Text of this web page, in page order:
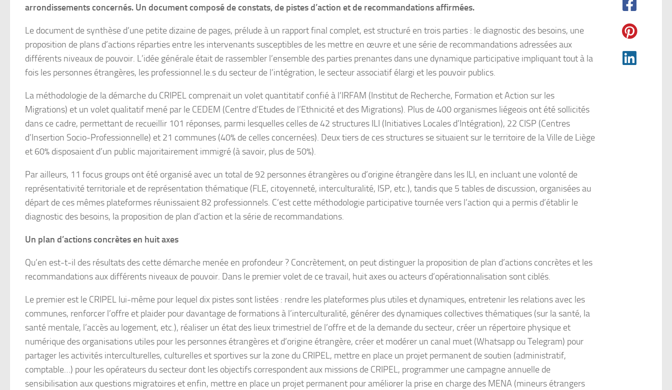
arrondissements concernés. Un document composé de constats, de pistes d’action et de recommandations affirmées.
Le document de synthèse d’une petite dizaine de pages, prélude à un rapport final complet, est structuré en trois parties : le diagnostic des besoins, une
proposition de plans d’actions réparties entre les intervenants susceptibles de les mettre en œuvre et une série de recommandations adressées aux
différents niveaux de pouvoir. L’idée générale était de rassembler l’ensemble des parties prenantes dans une dynamique participative impliquant tout à la
fois les personnes étrangères, les professionnel.le.s du secteur de l’intégration, le secteur associatif élargi et les pouvoir publics.
La méthodologie de la démarche du CRIPEL comprenait un volet quantitatif confié à l’IRFAM (Institut de Recherche, Formation et Action sur les
Migrations) et un volet qualitatif mené par le CEDEM (Centre d’Etudes de l’Ethnicité et des Migrations). Plus de 400 organismes liégeois ont été sollicités
dans ce cadre, permettant de recueillir 101 réponses, parmi lesquelles celles de 42 structures ILI (Initiatives Locales d’Intégration), 22 CISP (Centres
d’Insertion Socio-Professionnelle) et 21 communes (40% de celles concernées). Deux tiers de ces structures se situaient sur le territoire de la Ville de Liège
et 60% disposaient d’un public majoritairement immigré (à savoir, plus de 50%).
Par ailleurs, 11 focus groups ont été organisé avec un total de 92 personnes étrangères ou d’origine étrangère dans les ILI, en incluant une volonté de
représentativité territoriale et de représentation thématique (FLE, citoyenneté, interculturalité, ISP, etc.), tandis que 5 tables de discussion, organisées au
départ de ces mêmes plateformes réunissaient 82 professionnels. C’est cette méthodologie participative tournée vers l’action qui a permis d’établir le
diagnostic des besoins, la proposition de plan d’action et la série de recommandations.
Un plan d’actions concrètes en huit axes
Qu’en est-t-il des résultats des cette démarche menée en profondeur ? Concrètement, on peut distinguer la proposition de plan d’actions concrètes et les
recommandations aux différents niveaux de pouvoir. Dans le premier volet de ce travail, huit axes ou acteurs d’opérationnalisation sont ciblés.
Le premier est le CRIPEL lui-même pour lequel dix pistes sont listées : rendre les plateformes plus utiles et dynamiques, entretenir les relations avec les
communes, renforcer l’offre et plaider pour davantage de formations à l’interculturalité, générer des dynamiques collectives thématiques (sur la santé, la
santé mentale, l’accès au logement, etc.), réaliser un état des lieux trimestriel de l’offre et de la demande du secteur, créer un répertoire physique et
numérique des organisations utiles pour les personnes étrangères et d’origine étrangère, créer et modérer un canal muet (Whatsapp ou Telegram) pour
partager les activités interculturelles, culturelles et sportives sur la zone du CRIPEL, mettre en place un projet permanent de soutien (administratif,
comptable…) pour les opérateurs du secteur dont les objectifs correspondent aux missions de CRIPEL, programmer une campagne annuelle de
sensibilisation aux questions migratoires et enfin, mettre en place un projet permanent pour améliorer la prise en charge des MENA (mineurs étrangers